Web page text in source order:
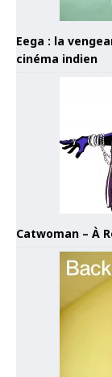
Eega : la
cinéma indien
Catwoman – À